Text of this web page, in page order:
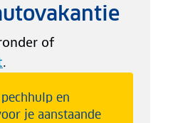
of
.
en
je aanstaande